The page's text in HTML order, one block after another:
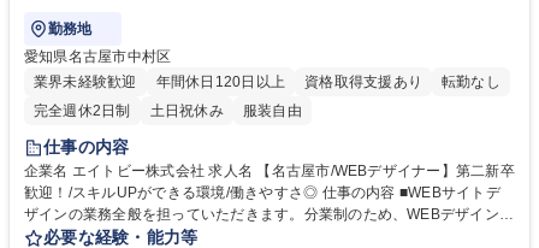
勤務地
愛知県名古屋市中村区
業界未経験歓迎
年間休日120日以上 資格取得支援あり
転勤なし
完全週休2日制
土日祝休み 服装自由
仕事の内容
企業名 エイトビー株式会社 求人名 【名古屋市/WEBデザイナー】第二新卒
歓迎！/スキルUPができる環境/働きやすさ◎ 仕事の内容 ■WEBサイトデ
ザインの業務全般を担っていただきます。分業制のため、WEBデザイン制
作に特化してご担当いただきます(基本的にコーディングは行いません)。
必要な経験・能力等